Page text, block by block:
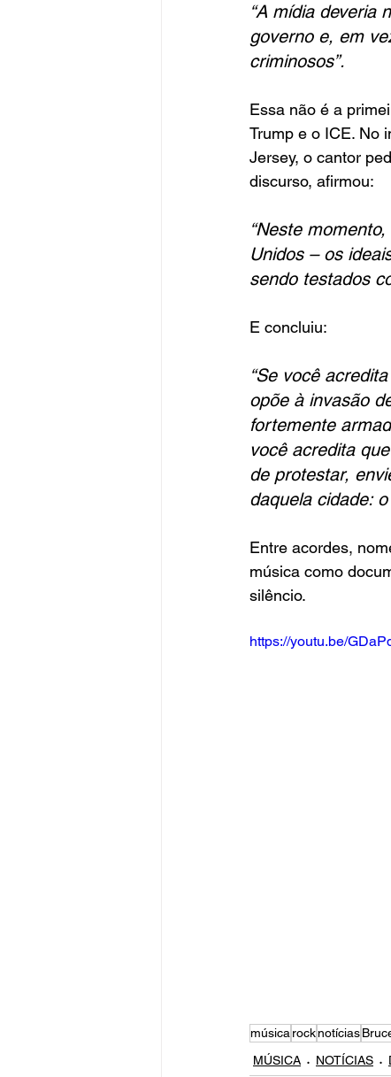
“A mídia deveria
governo e, em
criminosos”.
Essa não é a
Trump e o ICE. No
Jersey, o cantor
discurso, afirmou:
“Neste
Unidos – os
sendo testados
E concluiu:
“Se você
opõe à invasão
fortemente
você acredita
de protestar,
daquela cidade:
Entre acordes,
música como
silêncio.
https://youtu.be/
música rocknotícias
MÚSICA
NOTÍCIAS